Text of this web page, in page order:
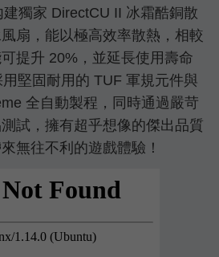
獨家 DirectCU II 冰霜酷銅散
扇，能以極高效率散熱，相較
提升 20%，並延長使用壽命
堅固耐用的 TUF 軍規元件與
全自動製程，同時通過嚴苛
試，擁有超乎想像的傑出品質
無往不利的遊戲體驗！